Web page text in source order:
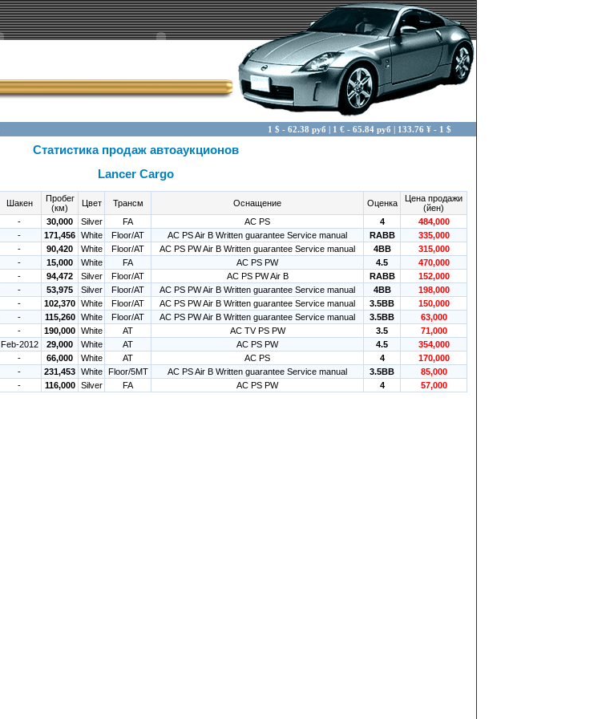
1 $ - 62.38 руб | 1 € - 65.84 руб | 133.76 ¥ - 1 $
Статистика продаж автоаукционов
Lancer Cargo
Шакен
Пробег
(км)
Цвет Трансм Оснащение Оценка
Цена продажи
(йен)
- 30,000 Silver FA AC PS 4
484,000
- 171,456 White Floor/AT AC PS Air B Written guarantee Service manual RABB
335,000
- 90,420 White Floor/AT AC PS PW Air B Written guarantee Service manual 4BB
315,000
- 15,000 White FA AC PS PW 4.5
470,000
- 94,472 Silver Floor/AT AC PS PW Air B RABB
152,000
- 53,975 Silver Floor/AT AC PS PW Air B Written guarantee Service manual 4BB
198,000
- 102,370 White Floor/AT AC PS PW Air B Written guarantee Service manual 3.5BB
150,000
- 115,260 White Floor/AT AC PS PW Air B Written guarantee Service manual 3.5BB
63,000
- 190,000 White AT AC TV PS PW 3.5
71,000
Feb-2012 29,000 White AT AC PS PW 4.5
354,000
- 66,000 White AT AC PS 4
170,000
- 231,453 White Floor/5MT AC PS Air B Written guarantee Service manual 3.5BB
85,000
- 116,000 Silver FA AC PS PW 4 57,000